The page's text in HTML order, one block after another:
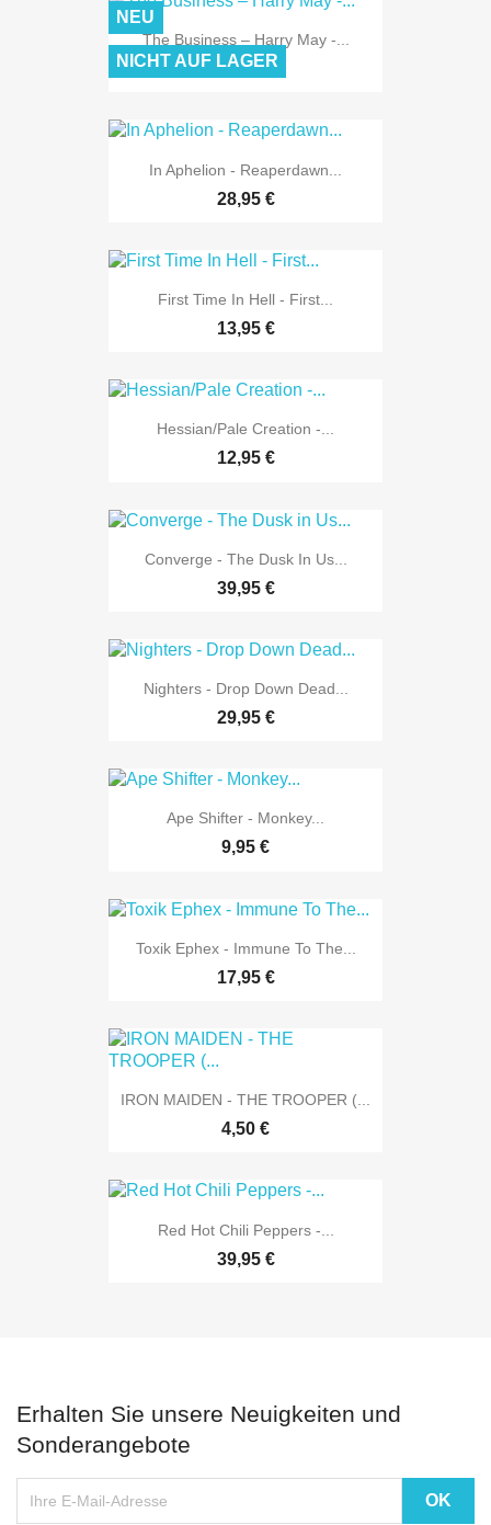
The Business ‎– Harry May -...
29,95 €
NEU
NICHT AUF LAGER
In Aphelion - Reaperdawn...
28,95 €
First Time In Hell - First...
13,95 €
Hessian/Pale Creation -...
12,95 €
Converge - The Dusk In Us...
39,95 €
Nighters - Drop Down Dead...
29,95 €
Ape Shifter - Monkey...
9,95 €
Toxik Ephex - Immune To The...
17,95 €
IRON MAIDEN - THE TROOPER (...
4,50 €
Red Hot Chili Peppers -...
39,95 €
Erhalten Sie unsere Neuigkeiten und
Sonderangebote